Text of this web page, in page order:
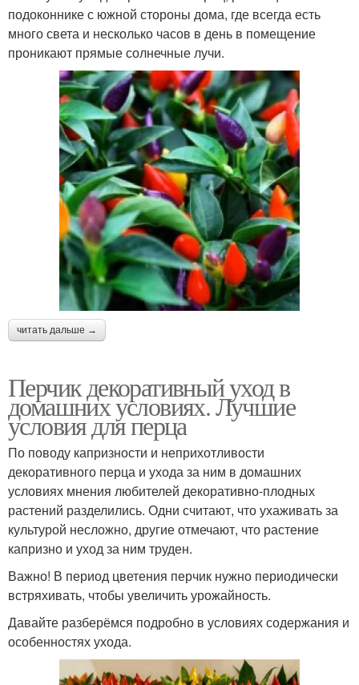
подоконнике с южной стороны дома, где всегда есть
много света и несколько часов в день в помещение
проникают прямые солнечные лучи.
читать дальше →
Перчик декоративный уход в
домашних условиях. Лучшие
условия для перца
По поводу капризности и неприхотливости
декоративного перца и ухода за ним в домашних
условиях мнения любителей декоративно-плодных
растений разделились. Одни считают, что ухаживать за
культурой несложно, другие отмечают, что растение
капризно и уход за ним труден.
Важно! В период цветения перчик нужно периодически
встряхивать, чтобы увеличить урожайность.
Давайте разберёмся подробно в условиях содержания и
особенностях ухода.